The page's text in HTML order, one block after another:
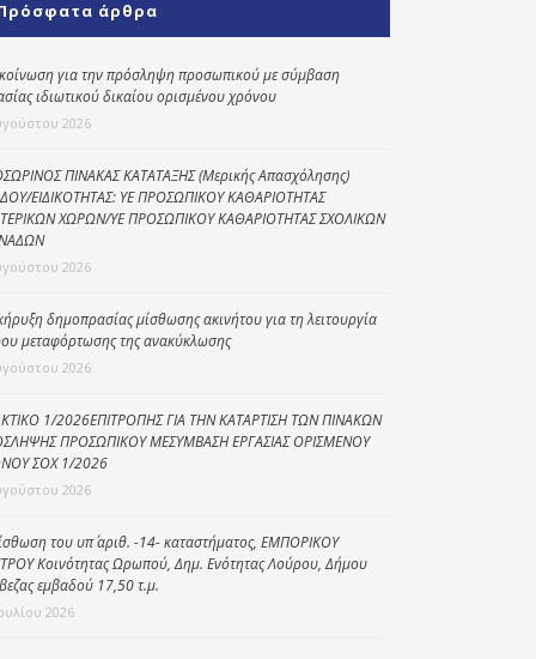
Kοινωνικό
φαρμακείο
Πρόγραμμα
“Βοήθεια στο σπίτι”
Κέντρο Ημερήσιας
Φροντίδας
άρθρα
για την πρόσληψη προσωπικού με σύμβαση
ιδιωτικού δικαίου ορισμένου χρόνου
2026
ΠΙΝΑΚΑΣ ΚΑΤΑΤΑΞΗΣ (Μερικής Απασχόλησης)
ΕΙΔΙΚΟΤΗΤΑΣ: ΥΕ ΠΡΟΣΩΠΙΚΟΥ ΚΑΘΑΡΙΟΤΗΤΑΣ
ΧΩΡΩΝ/ΥΕ ΠΡΟΣΩΠΙΚΟΥ ΚΑΘΑΡΙΟΤΗΤΑΣ ΣΧΟΛΙΚΩΝ
2026
δημοπρασίας μίσθωσης ακινήτου για τη λειτουργία
μεταφόρτωσης της ανακύκλωσης
2026
1/2026ΕΠΙΤΡΟΠΗΣ ΓΙΑ ΤΗΝ ΚΑΤΑΡΤΙΣΗ ΤΩΝ ΠΙΝΑΚΩΝ
ΠΡΟΣΩΠΙΚΟΥ ΜΕΣΥΜΒΑΣΗ ΕΡΓΑΣΙΑΣ ΟΡΙΣΜΕΝΟΥ
ΣΟΧ 1/2026
2026
του υπ΄ αριθ. -14- καταστήματος, ΕΜΠΟΡΙΚΟΥ
Κοινότητας Ωρωπού, Δημ. Ενότητας Λούρου, Δήμου
εμβαδού 17,50 τ.μ.
2026